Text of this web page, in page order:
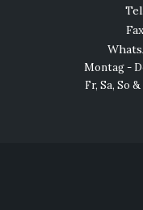
Montag -
Fr, Sa, So